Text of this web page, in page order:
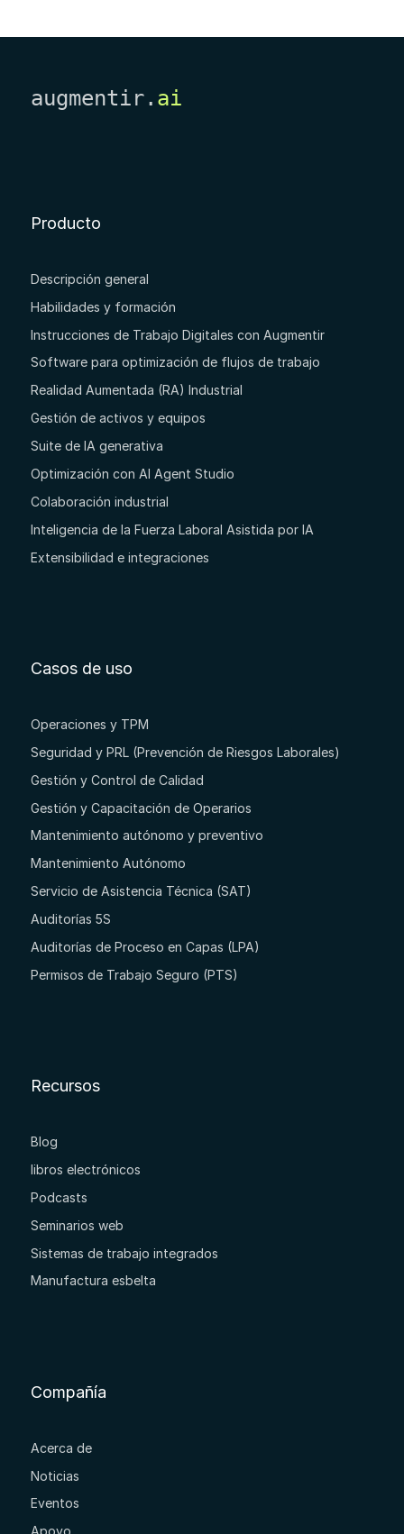
augmentir. ai
Producto
Descripción general
Habilidades y formación
Instrucciones de Trabajo Digitales con Augmentir
Software para optimización de flujos de trabajo
Realidad Aumentada (RA) Industrial
Gestión de activos y equipos
Suite de IA generativa
Optimización con AI Agent Studio
Colaboración industrial
Inteligencia de la Fuerza Laboral Asistida por IA
Extensibilidad e integraciones
Casos de uso
Operaciones y TPM
Seguridad y PRL (Prevención de Riesgos Laborales)
Gestión y Control de Calidad
Gestión y Capacitación de Operarios
Mantenimiento autónomo y preventivo
Mantenimiento Autónomo
Servicio de Asistencia Técnica (SAT)
Auditorías 5S
Auditorías de Proceso en Capas (LPA)
Permisos de Trabajo Seguro (PTS)
Recursos
Blog
libros electrónicos
Podcasts
Seminarios web
Sistemas de trabajo integrados
Manufactura esbelta
Compañía
Acerca de
Noticias
Eventos